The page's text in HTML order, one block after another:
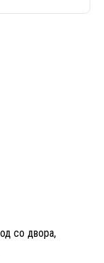
со двора,